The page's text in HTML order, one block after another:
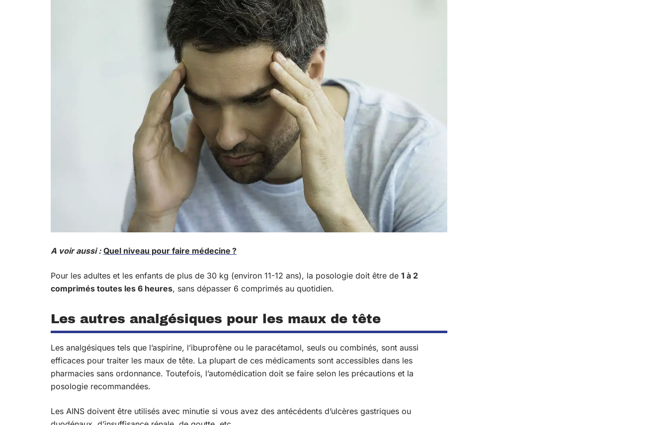
A voir aussi : Quel niveau pour faire médecine ?
Pour les adultes et les enfants de plus de 30 kg (environ 11-12 ans), la posologie doit être de 1 à 2
comprimés toutes les 6 heures, sans dépasser 6 comprimés au quotidien.
Les autres analgésiques pour les maux de tête
Les analgésiques tels que l’aspirine, l’ibuprofène ou le paracétamol, seuls ou combinés, sont aussi
efficaces pour traiter les maux de tête. La plupart de ces médicaments sont accessibles dans les
pharmacies sans ordonnance. Toutefois, l’automédication doit se faire selon les précautions et la
posologie recommandées.
Les AINS doivent être utilisés avec minutie si vous avez des antécédents d’ulcères gastriques ou